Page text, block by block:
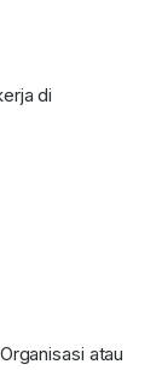
di
atau